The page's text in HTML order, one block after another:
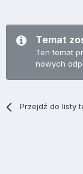
Temat
Ten temat
nowych
Przejdź do listy